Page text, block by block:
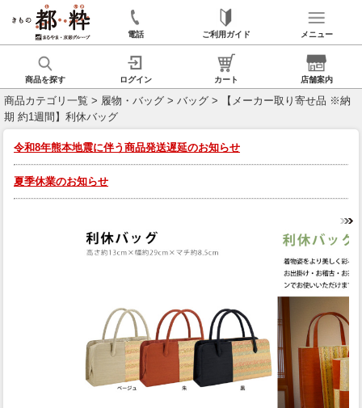
電話 ご利用ガイド メニュー
商品を探す ログイン カート 店舗案内
商品カテゴリ一覧 > 履物・バッグ > バッグ > 【メーカー取り寄せ品 ※納
期 約1週間】利休バッグ
令和8年熊本地震に伴う商品発送遅延のお知らせ
夏季休業のお知らせ